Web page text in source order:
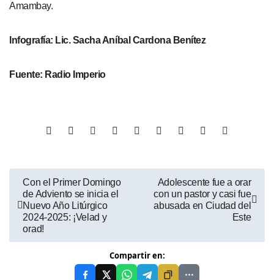
Amambay.
Infografía: Lic. Sacha Aníbal Cardona Benítez
Fuente: Radio Imperio
Con el Primer Domingo
de Adviento se inicia el
Nuevo Año Litúrgico
2024-2025: ¡Velad y
orad!
Adolescente fue a orar
con un pastor y casi fue
abusada en Ciudad del
Este
Compartir en: